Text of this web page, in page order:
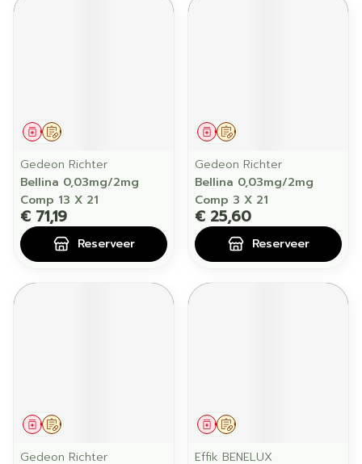
Op voorschrift
Geneesmiddel
Gedeon Richter
Bellina 0,03mg/2mg
Comp 13 X 21
€ 71,19
Reserveer
Op voorschrift
Geneesmiddel
Gedeon Richter
Bellina 0,03mg/2mg
Comp 3 X 21
€ 25,60
Reserveer
Op voorschrift
Geneesmiddel
Gedeon Richter
Op voorschrift
Geneesmiddel
Effik BENELUX